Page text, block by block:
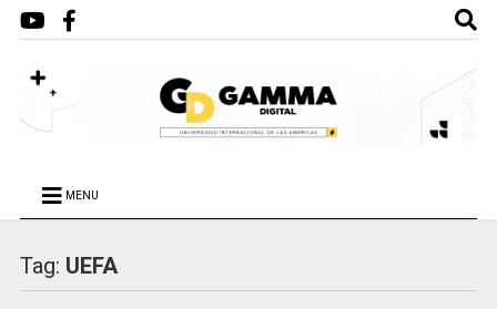
MENU
Tag: UEFA